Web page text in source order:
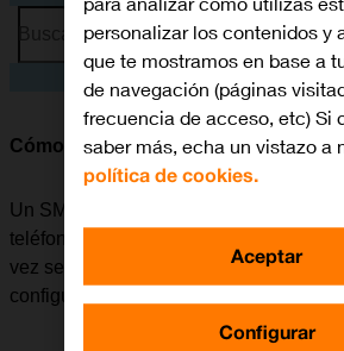
Busca por problema o tema
Cómo configurar el móvil para SMS
Un SMS es un mensaje de texto que
teléfonos móviles. El móvil puede
vez se ha insertado la tarjeta SIM. Si
configurar el móvil para SMS de forma
personalizar los contenidos y
que te mostramos en base a
de navegación (páginas
frecuencia de acceso, etc) Si
saber más, echa un vistazo a
política de cookies.
Configurar
Aceptar